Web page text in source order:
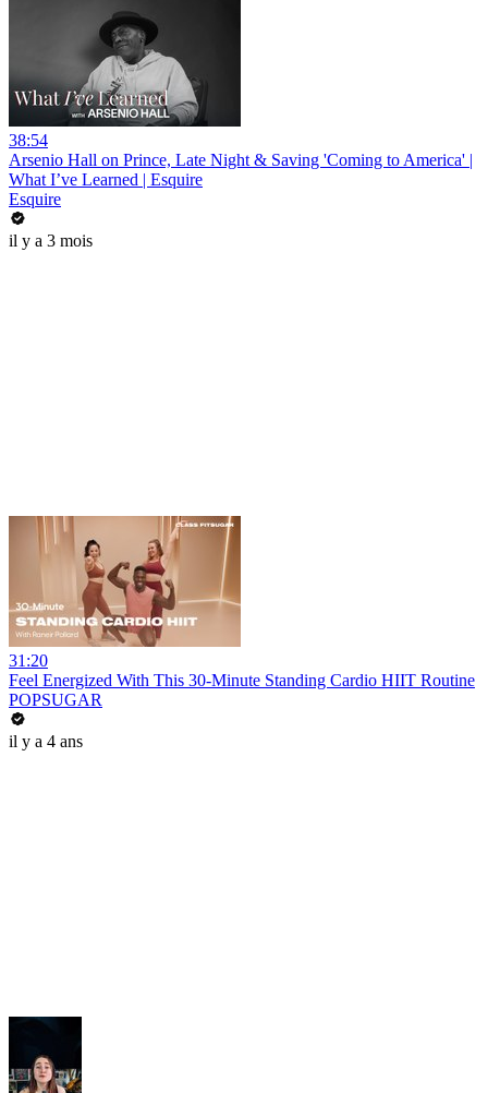
38:54
Arsenio Hall on Prince, Late Night & Saving 'Coming to America' |
What I’ve Learned | Esquire
Esquire
il y a 3 mois
31:20
Feel Energized With This 30-Minute Standing Cardio HIIT Routine
POPSUGAR
il y a 4 ans